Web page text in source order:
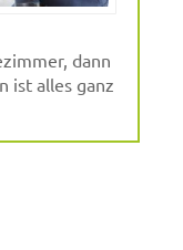
dann
ist alles ganz